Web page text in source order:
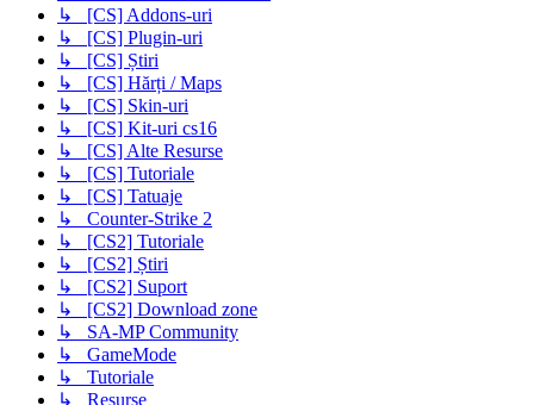
↳ [CS] Addons-uri
↳ [CS] Plugin-uri
↳ [CS] Știri
↳ [CS] Hărți / Maps
↳ [CS] Skin-uri
↳ [CS] Kit-uri cs16
↳ [CS] Alte Resurse
↳ [CS] Tutoriale
↳ [CS] Tatuaje
↳ Counter-Strike 2
↳ [CS2] Tutoriale
↳ [CS2] Știri
↳ [CS2] Suport
↳ [CS2] Download zone
↳ SA-MP Community
↳ GameMode
↳ Tutoriale
↳ Resurse